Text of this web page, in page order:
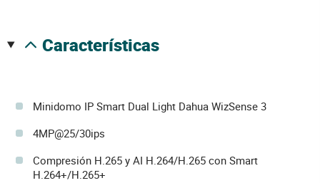
características
Minidomo IP Smart Dual Light Dahua WizSense 3
4MP@25/30ips
Compresión H.265 y AI H.264/H.265 con Smart
H.264+/H.265+